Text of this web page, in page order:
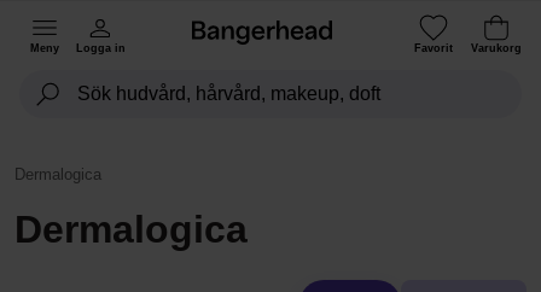
Meny Logga in Favorit Varukorg
Dermalogica
Dermalogica